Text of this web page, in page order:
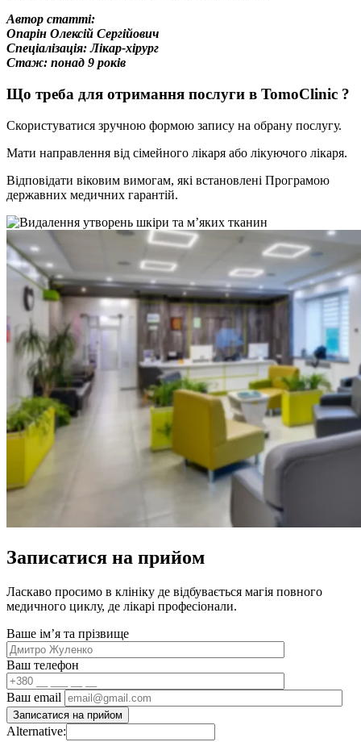
Автор статті:
Опарін Олексій Сергійович
Cпеціалізація: Лікар-хірург
Стаж: понад 9 років
Що треба для отримання послуги в TomoClinic ?
Скористуватися зручною формою запису на обрану послугу.
Мати направлення від сімейного лікаря або лікуючого лікаря.
Відповідати віковим вимогам, які встановлені Програмою
державних медичних гарантій.
Записатися на прийом
Ласкаво просимо в клініку де відбувається магія повного
медичного циклу, де лікарі професіонали.
Ваше імʼя та прізвище
Ваш телефон
Ваш email
Alternative: